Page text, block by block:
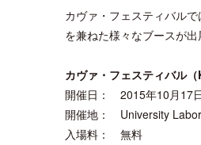
カヴァ・フェスティバル
を兼ねた様々なブースが
カヴァ・フェスティバル
開催日： 2015年10月17
開催地： University
入場料： 無料